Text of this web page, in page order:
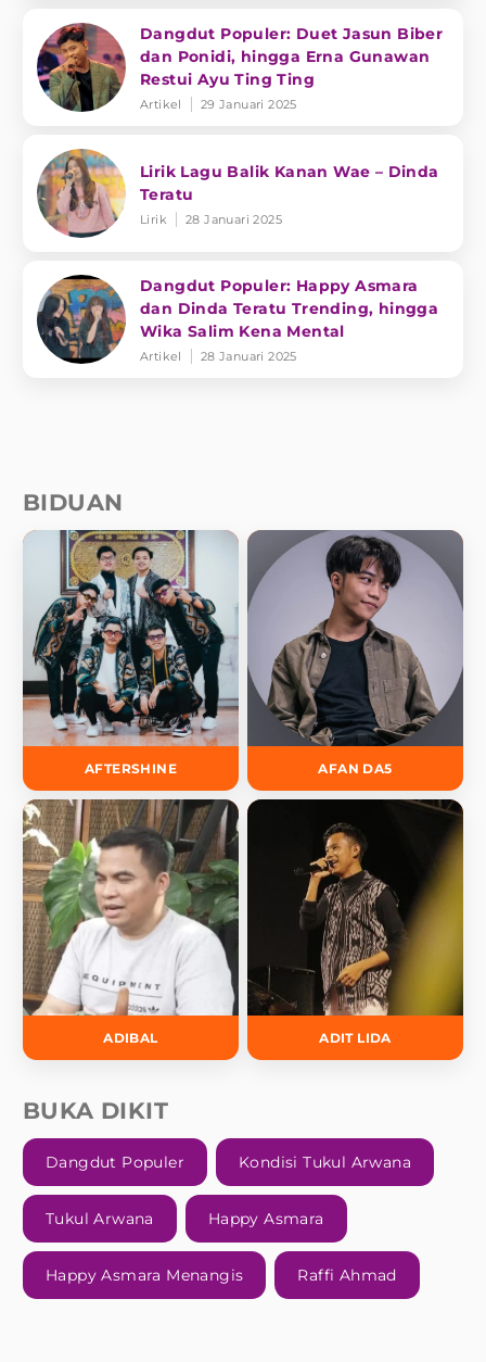
Dangdut Populer: Duet Jasun Biber
dan Ponidi, hingga Erna Gunawan
Restui Ayu Ting Ting
Artikel 29 Januari 2025
Lirik Lagu Balik Kanan Wae – Dinda
Teratu
Lirik 28 Januari 2025
Dangdut Populer: Happy Asmara
dan Dinda Teratu Trending, hingga
Wika Salim Kena Mental
Artikel 28 Januari 2025
BIDUAN
AFTERSHINE AFAN DA5
ADIBAL ADIT LIDA
BUKA DIKIT
Dangdut Populer Kondisi Tukul Arwana
Tukul Arwana Happy Asmara
Happy Asmara Menangis Raffi Ahmad